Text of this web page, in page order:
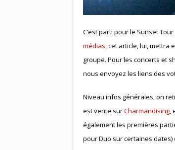
C’est parti pour le Sunset
médias, cet article, lui, mettra
groupe. Pour les concerts et
nous envoyez les liens des
Niveau infos générales, on
est vente surCharmandising,
également les premières
pour Duo sur certaines dates)